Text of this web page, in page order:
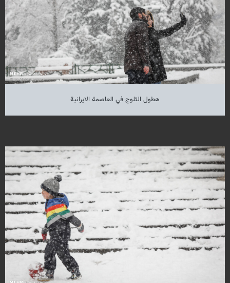
هطول الثلوج في العاصمة الايرانية